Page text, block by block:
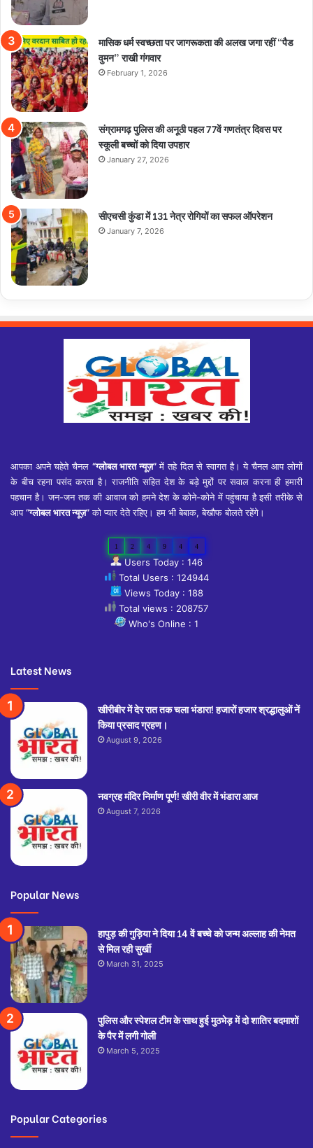
मासिक धर्म स्वच्छता पर जागरूकता की अलख जगा रहीं “पैड
वुमन” राखी गंगवार
February 1, 2026
संग्रामगढ़ पुलिस की अनूठी पहल 77वें गणतंत्र दिवस पर
स्कूली बच्चों को दिया उपहार
January 27, 2026
सीएचसी कुंडा में 131 नेत्र रोगियों का सफल ऑपरेशन
January 7, 2026
आपका अपने चहेते चैनल “ग्लोबल भारत न्यूज़”में तहे दिल से स्वागत है। ये चैनल आप लोगों
के बीच रहना पसंद करता है। राजनीति सहित देश के बड़े मुद्दों पर सवाल करना ही हमारी
पहचान है। जन-जन तक की आवाज को हमने देश के कोने-कोने में पहुंचाया है इसी तरीके से
आप“ग्लोबल भारत न्यूज़”को प्यार देते रहिए। हम भी बेबाक, बेखौफ बोलते रहेंगे।
1 2 4 9 4 4
Users Today : 146
Total Users : 124944
Views Today : 188
Total views : 208757
Who's Online : 1
Latest News
खीरीबीर में देर रात तक चला भंडारा! हजारों हजार श्रद्धालुओं नें
किया प्रसाद ग्रहण।
August 9, 2026
नवग्रह मंदिर निर्माण पूर्ण! खीरी वीर में भंडारा आज
August 7, 2026
Popular News
हापुड़ की गुड़िया ने दिया 14 वें बच्चे को जन्म अल्लाह की नेमत
से मिल रही सुर्खी
March 31, 2025
पुलिस और स्पेशल टीम के साथ हुई मुठभेड़ में दो शातिर बदमाशों
के पैर में लगी गोली
March 5, 2025
Popular Categories